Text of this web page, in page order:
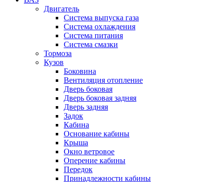
Двигатель
Система выпуска газа
Система охлаждения
Система питания
Система смазки
Тормоза
Кузов
Боковина
Вентиляция отопление
Дверь боковая
Дверь боковая задняя
Дверь задняя
Задок
Кабина
Основание кабины
Крыша
Окно ветровое
Оперение кабины
Передок
Принадлежности кабины